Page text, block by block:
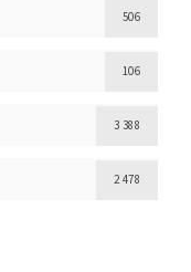
506
106
3 388
2 478